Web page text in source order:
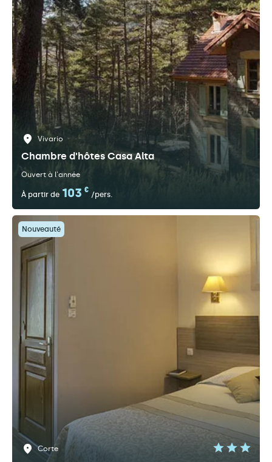
Vivario
Chambre d'hôtes Casa Alta
Ouvert à l'année
À partir de 103 €
/pers.
Nouveauté
Corte